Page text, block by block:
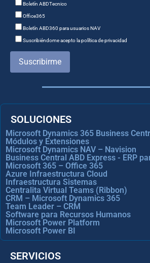
Boletín ABDTecnico
Office365
Boletín ABD360 para usuarios NAV
Suscribiéndome acepto la política de privacidad
Suscribirme
SOLUCIONES
Microsoft Dynamics 365 Business
Módulos y Extensiones
Microsoft Dynamics NAV – Navision
Business Central ABD Express - ERP
Microsoft 365 – Office 365
Azure Infraestructura Cloud
Infraestructura Sistemas
Centralita Virtual Teams (Ribbon)
CRM – Microsoft Dynamics 365
Team Leader – CRM
Software para Recursos Humanos
Microsoft Power Platform
Microsoft Power BI
SERVICIOS